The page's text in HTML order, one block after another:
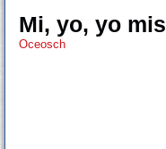
Mi, yo, yo
Oceosch